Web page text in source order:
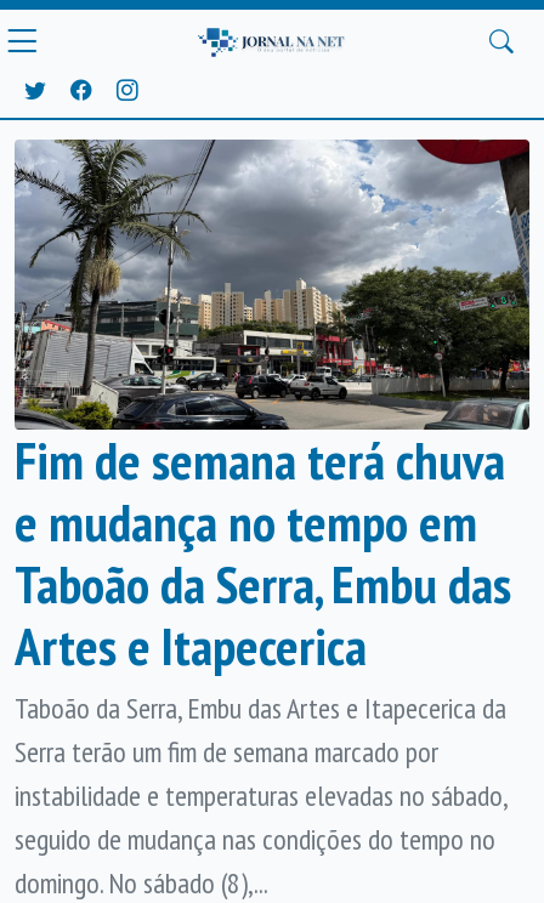
Fim de semana terá chuva
e mudança no tempo em
Taboão da Serra, Embu das
Artes e Itapecerica
Taboão da Serra, Embu das Artes e Itapecerica da
Serra terão um fim de semana marcado por
instabilidade e temperaturas elevadas no sábado,
seguido de mudança nas condições do tempo no
domingo. No sábado (8),...